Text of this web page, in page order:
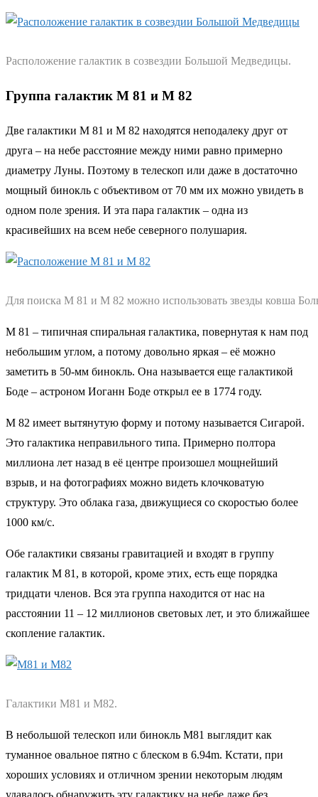
Расположение галактик в созвездии Большой Медведицы.
Группа галактик М 81 и М 82
Две галактики М 81 и М 82 находятся неподалеку друг от
друга – на небе расстояние между ними равно примерно
диаметру Луны. Поэтому в телескоп или даже в достаточно
мощный бинокль с объективом от 70 мм их можно увидеть в
одном поле зрения. И эта пара галактик – одна из
красивейших на всем небе северного полушария.
Для поиска М 81 и М 82 можно использовать звезды ковша
М 81 – типичная спиральная галактика, повернутая к нам под
небольшим углом, а потому довольно яркая – её можно
заметить в 50-мм бинокль. Она называется еще галактикой
Боде – астроном Иоганн Боде открыл ее в 1774 году.
М 82 имеет вытянутую форму и потому называется Сигарой.
Это галактика неправильного типа. Примерно полтора
миллиона лет назад в её центре произошел мощнейший
взрыв, и на фотографиях можно видеть клочковатую
структуру. Это облака газа, движущиеся со скоростью более
1000 км/с.
Обе галактики связаны гравитацией и входят в группу
галактик М 81, в которой, кроме этих, есть еще порядка
тридцати членов. Вся эта группа находится от нас на
расстоянии 11 – 12 миллионов световых лет, и это ближайшее
скопление галактик.
Галактики М81 и М82.
В небольшой телескоп или бинокль М81 выглядит как
туманное овальное пятно с блеском в 6.94m. Кстати, при
хороших условиях и отличном зрении некоторым людям